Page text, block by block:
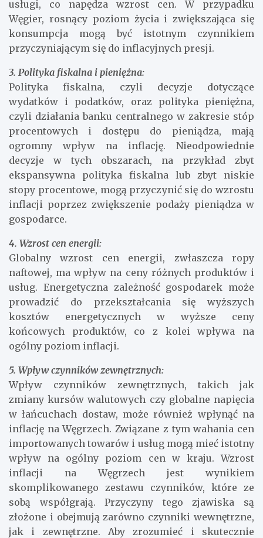
usługi, co napędza wzrost cen. W przypadku
Węgier, rosnący poziom życia i zwiększająca się
konsumpcja mogą być istotnym czynnikiem
przyczyniającym się do inflacyjnych presji.
3. Polityka fiskalna i pieniężna:
Polityka fiskalna, czyli decyzje dotyczące
wydatków i podatków, oraz polityka pieniężna,
czyli działania banku centralnego w zakresie stóp
procentowych i dostępu do pieniądza, mają
ogromny wpływ na inflację. Nieodpowiednie
decyzje w tych obszarach, na przykład zbyt
ekspansywna polityka fiskalna lub zbyt niskie
stopy procentowe, mogą przyczynić się do wzrostu
inflacji poprzez zwiększenie podaży pieniądza w
gospodarce.
4. Wzrost cen energii:
Globalny wzrost cen energii, zwłaszcza ropy
naftowej, ma wpływ na ceny różnych produktów i
usług. Energetyczna zależność gospodarek może
prowadzić do przekształcania się wyższych
kosztów energetycznych w wyższe ceny
końcowych produktów, co z kolei wpływa na
ogólny poziom inflacji.
5. Wpływ czynników zewnętrznych:
Wpływ czynników zewnętrznych, takich jak
zmiany kursów walutowych czy globalne napięcia
w łańcuchach dostaw, może również wpłynąć na
inflację na Węgrzech. Związane z tym wahania cen
importowanych towarów i usług mogą mieć istotny
wpływ na ogólny poziom cen w kraju. Wzrost
inflacji na Węgrzech jest wynikiem
skomplikowanego zestawu czynników, które ze
sobą współgrają. Przyczyny tego zjawiska są
złożone i obejmują zarówno czynniki wewnętrzne,
jak i zewnętrzne. Aby zrozumieć i skutecznie